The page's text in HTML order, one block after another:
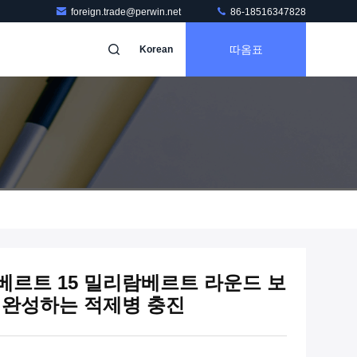
foreign.trade@perwin.net 86-18516347828
Korean 따옴표
르트 15 밀리람베르트 라운드 보
성하는 적제병 충진